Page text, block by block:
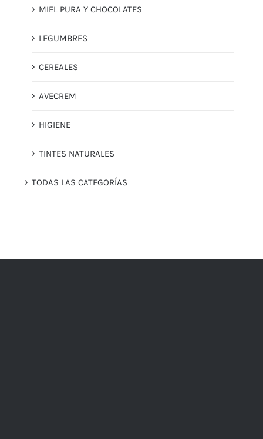
MIEL PURA Y CHOCOLATES
LEGUMBRES
CEREALES
AVECREM
HIGIENE
TINTES NATURALES
TODAS LAS CATEGORÍAS